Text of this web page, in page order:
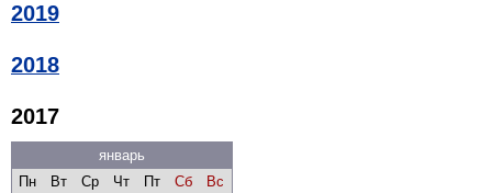
2019
2018
2017
январь
Пн
Вт Ср Чт Пт Сб
Вс